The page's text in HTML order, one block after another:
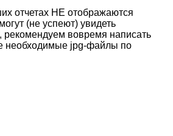
отчетах НЕ отображаются
(не успеют) увидеть
рекомендуем вовремя написать
необходимые jpg-файлы по